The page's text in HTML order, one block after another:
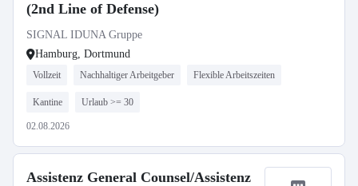
(2nd Line of Defense)
SIGNAL IDUNA Gruppe
Hamburg, Dortmund
Vollzeit Nachhaltiger Arbeitgeber Flexible Arbeitszeiten
Kantine Urlaub >= 30
02.08.2026
Assistenz General Counsel/Assistenz